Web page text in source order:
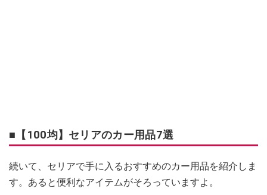
■【100均】セリアのカー用品7選
続いて、セリアで手に入るおすすめのカー用品を紹介しま
す。あると便利なアイテムがそろっていますよ。